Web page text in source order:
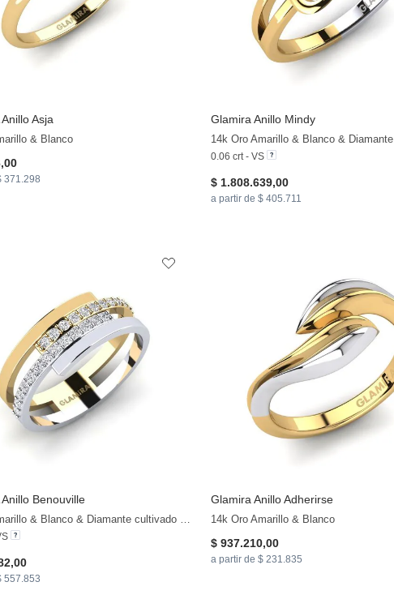
Anillo Asja
& Blanco
371.298
Glamira Anillo Mindy
14k Oro Amarillo & Blanco & Diamante
0.06 crt - VS
$ 1.808.639,00
a partir de $ 405.711
+13
Anillo Benouville
557.853
Glamira Anillo Adherirse
14k Oro Amarillo & Blanco
$ 937.210,00
a partir de $ 231.835